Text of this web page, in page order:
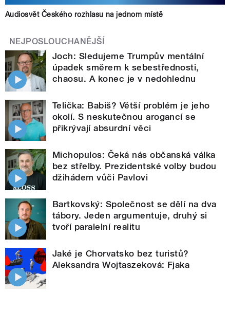
Audiosvět Českého rozhlasu na jednom místě
NEJPOSLOUCHANĚJŠÍ
Joch: Sledujeme Trumpův mentální
úpadek směrem k sebestřednosti,
chaosu. A konec je v nedohlednu
Telička: Babiš? Větší problém je jeho
okolí. S neskutečnou arogancí se
přikrývají absurdní věci
Michopulos: Čeká nás občanská válka
bez střelby. Prezidentské volby budou
džihádem vůči Pavlovi
Bartkovský: Společnost se dělí na dva
tábory. Jeden argumentuje, druhý si
tvoří paralelní realitu
Jaké je Chorvatsko bez turistů?
Aleksandra Wojtaszeková: Fjaka